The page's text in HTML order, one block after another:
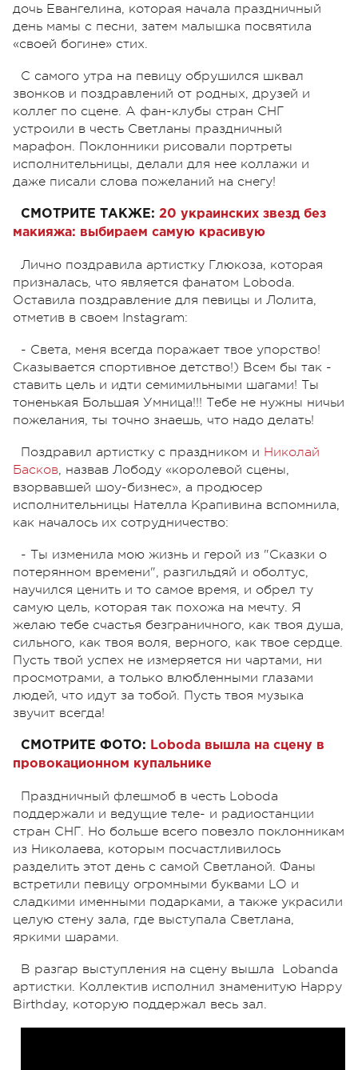
дочь Евангелина, которая начала праздничный
день мамы с песни, затем малышка посвятила
«своей богине» стих.
С самого утра на певицу обрушился шквал
звонков и поздравлений от родных, друзей и
коллег по сцене. А фан-клубы стран СНГ
устроили в честь Светланы праздничный
марафон. Поклонники рисовали портреты
исполнительницы, делали для нее коллажи и
даже писали слова пожеланий на снегу!
СМОТРИТЕ ТАКЖЕ: 20 украинских звезд без
макияжа: выбираем самую красивую
Лично поздравила артистку Глюкоза, которая
призналась, что является фанатом Loboda.
Оставила поздравление для певицы и Лолита,
отметив в своем Instagram:
- Света, меня всегда поражает твое упорство!
Сказывается спортивное детство!) Всем бы так -
ставить цель и идти семимильными шагами! Ты
тоненькая Большая Умница!!! Тебе не нужны ничьи
пожелания, ты точно знаешь, что надо делать!
Поздравил артистку с праздником и Николай
Басков, назвав Лободу «королевой сцены,
взорвавшей шоу-бизнес», а продюсер
исполнительницы Нателла Крапивина вспомнила,
как началось их сотрудничество:
- Ты изменила мою жизнь и герой из "Сказки о
потерянном времени", разгильдяй и оболтус,
научился ценить и то самое время, и обрел ту
самую цель, которая так похожа на мечту. Я
желаю тебе счастья безграничного, как твоя душа,
сильного, как твоя воля, верного, как твое сердце.
Пусть твой успех не измеряется ни чартами, ни
просмотрами, а только влюбленными глазами
людей, что идут за тобой. Пусть твоя музыка
звучит всегда!
СМОТРИТЕ ФОТО: Loboda вышла на сцену в
провокационном купальнике
Праздничный флешмоб в честь Loboda
поддержали и ведущие теле- и радиостанции
стран СНГ. Но больше всего повезло поклонникам
из Николаева, которым посчастливилось
разделить этот день с самой Светланой. Фаны
встретили певицу огромными буквами LO и
сладкими именными подарками, а также украсили
целую стену зала, где выступала Светлана,
яркими шарами.
В разгар выступления на сцену вышла Lobanda
артистки. Коллектив исполнил знаменитую Happy
Birthday, которую поддержал весь зал.